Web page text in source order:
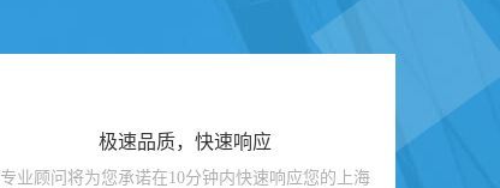
极速品质，快速响应
专业顾问将为您承诺在10分钟内快速响应您的上海